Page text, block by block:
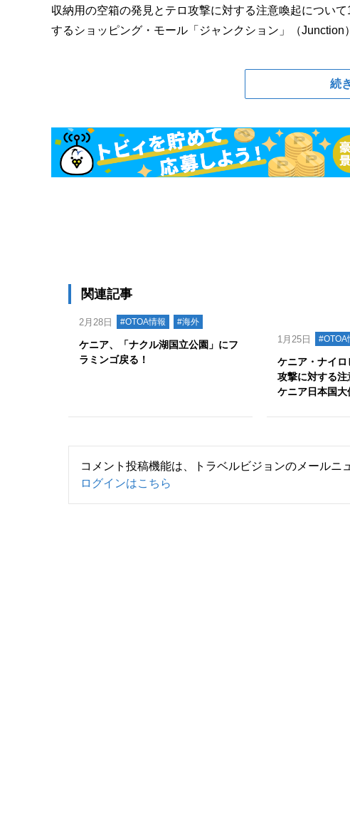
収納用の空箱の発見とテロ攻撃に対する注意喚起につい
するショッピング・モール「ジャンクション」（Junction
続
関連記事
2月28日 #OTOA情報 #海外
ケニア、「ナクル湖国立公園」にフ
ラミンゴ戻る！
1月25日 #OTOA
ケニア・ナイロ
攻撃に対する
ケニア日本国
コメント投稿機能は、トラベルビジョンのメールニ
ログインはこちら